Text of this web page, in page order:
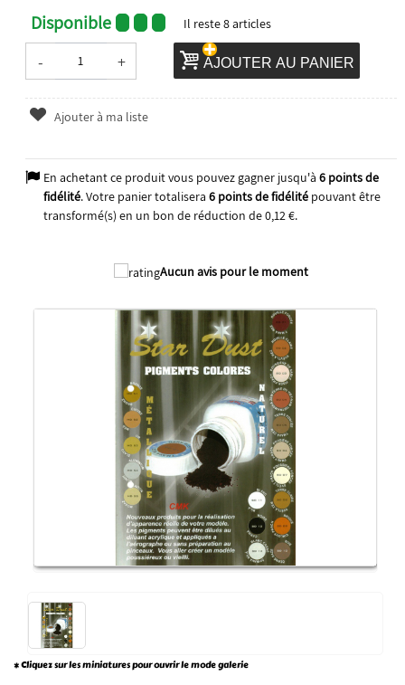
Disponible Il reste8articles
- + AJOUTER AU PANIER
Ajouter à ma liste
En achetant ce produit vous pouvez gagner jusqu'à 6points de
fidélité. Votre panier totalisera 6points de fidélitépouvant être
transformé(s) en un bon de réduction de0,12 €.
Aucun avis pour le moment
* Cliquez sur les miniatures pour ouvrir le mode galerie